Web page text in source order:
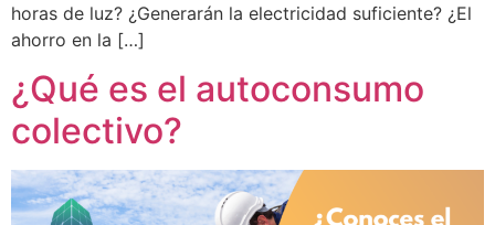
horas de luz? ¿Generarán la electricidad suficiente? ¿El
ahorro en la […]
¿Qué es el autoconsumo
colectivo?